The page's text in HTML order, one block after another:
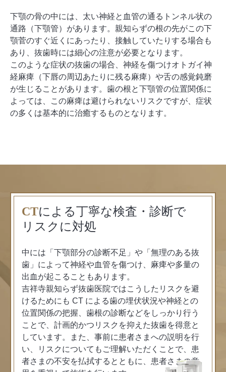
下顎の骨の中には、太い神経と血管の通るトンネル状の
通路（下顎管）があります。親知らずの根の先がこの下
顎菅のすぐ近くにあったり、接触していたりする場合も
あり、抜歯時には細心の注意が必要となります。
このような症状の抜歯の場合、神経を傷つけオトガイ神
経麻痺（下唇の周辺あたりに残る麻痺）や舌の感覚鈍磨
が生じることがあります。歯の根と下顎管の位置関係に
よっては、この麻痺は避けられないリスクですが、症状
の多くは基本的に治癒するものとなります。
CTによる丁寧な検査・診断で
リスクに対処
中には「下顎部分の診断不足」や「無理のある抜
歯」によって神経や血管を傷つけ、麻痺や多量の
出血が起こることもあります。
吉祥寺親知らず抜歯医院ではこうしたリスクを避
けるためにも CT による歯の埋伏状況や神経との
位置関係の把握、歯根の診断などをしっかり行う
ことで、計画的かつリスクを抑えた抜歯を得意と
しています。また、事前に患者さまへの説明を行
い、リスクについてもご理解いただくことで、患
者さまの不安を払拭するとともに、患者さまの意